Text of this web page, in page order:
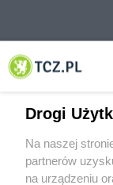
© 2001-2026 Tczew -
Drogi
Na naszej
partnerów
na urządzeniu